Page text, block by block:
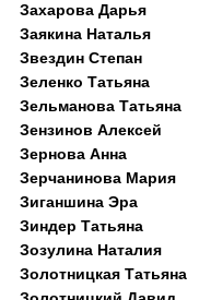
Захарова Дарья
Заякина Наталья
Звездин Степан
Зеленко Татьяна
Зельманова Татьяна
Зензинов Алексей
Зернова Анна
Зерчанинова Мария
Зиганшина Эра
Зиндер Татьяна
Зозулина Наталия
Золотницкая Татьяна